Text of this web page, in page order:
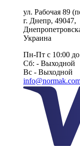
ул. Рабочая 89
г. Днепр, 49047,
Украина
Пн-Пт с 10:00
Сб: - Выходной
Вс - Выходной